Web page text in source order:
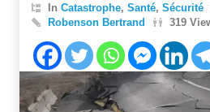
In Catastrophe, Santé, Sécurité
Robenson Bertrand
319